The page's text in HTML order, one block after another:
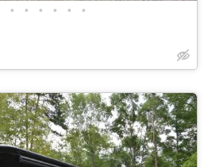
• • • • • •